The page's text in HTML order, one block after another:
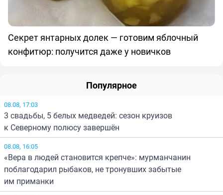
Секрет янтарных долек — готовим яблочный
конфитюр: получится даже у новичков
Популярное
08.08, 17:03
3 свадьбы, 5 белых медведей: сезон круизов
к Северному полюсу завершён
08.08, 16:05
«Вера в людей становится крепче»: мурманчанин
поблагодарил рыбаков, не тронувших забытые
им приманки